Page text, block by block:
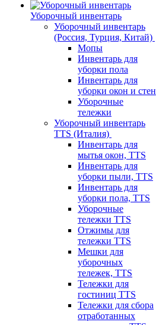
Уборочный инвентарь
Уборочный инвентарь
(Россия, Турция, Китай)
Мопы
Инвентарь для
уборки пола
Инвентарь для
уборки окон и стен
Уборочные
тележки
Уборочный инвентарь
TTS (Италия)
Инвентарь для
мытья окон, TTS
Инвентарь для
уборки пыли, TTS
Инвентарь для
уборки пола, TTS
Уборочные
тележки TTS
Отжимы для
тележки TTS
Мешки для
уборочных
тележек, TTS
Тележки для
гостиниц TTS
Тележки для сбора
отработанных